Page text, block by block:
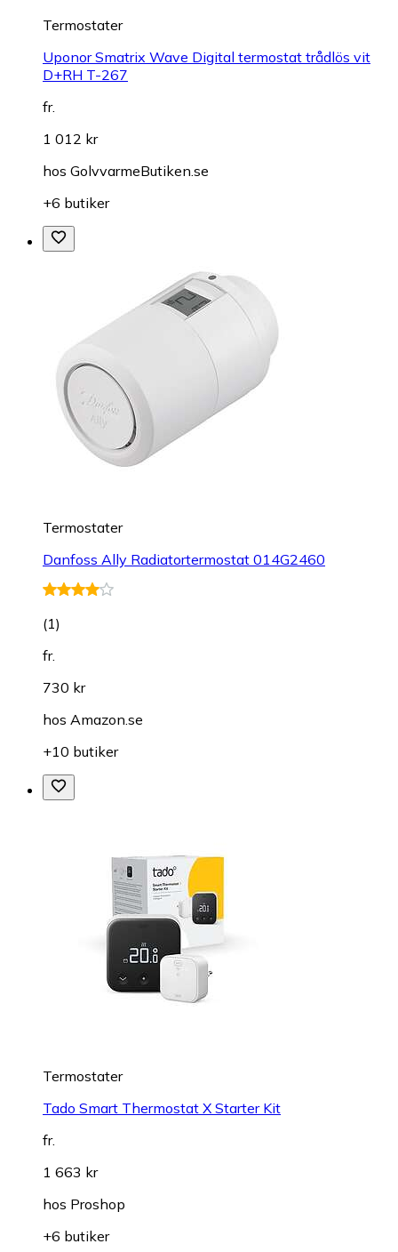
Termostater
Uponor Smatrix Wave Digital termostat trådlös vit
D+RH T-267
fr.
1 012 kr
hos GolvvarmeButiken.se
+6 butiker
Termostater
Danfoss Ally Radiatortermostat 014G2460
(1)
fr.
730 kr
hos Amazon.se
+10 butiker
Termostater
Tado Smart Thermostat X Starter Kit
fr.
1 663 kr
hos Proshop
+6 butiker